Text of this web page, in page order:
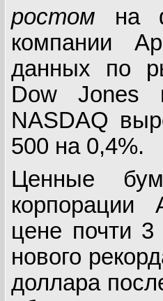
ростом на
компании
данных по
Dow Jones
NASDAQ
500 на 0,4%.
Ценные
корпорации
цене почти 3
нового
доллара